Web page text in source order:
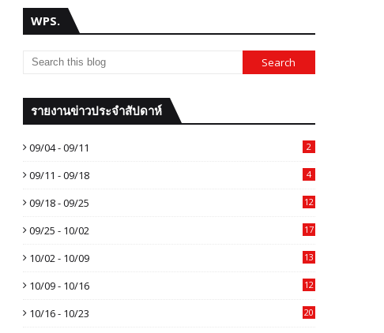
WPS.
รายงานข่าวประจำสัปดาห์
09/04 - 09/11 2
09/11 - 09/18 4
09/18 - 09/25 12
09/25 - 10/02 17
10/02 - 10/09 13
10/09 - 10/16 12
10/16 - 10/23 20